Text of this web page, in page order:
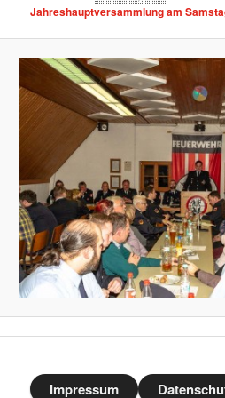
Jahreshauptversammlung am
Impressum